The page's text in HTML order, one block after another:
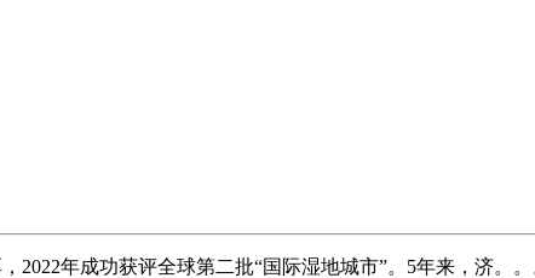
年成功获评全球第二批“国际湿地城市”。5年来，济。。